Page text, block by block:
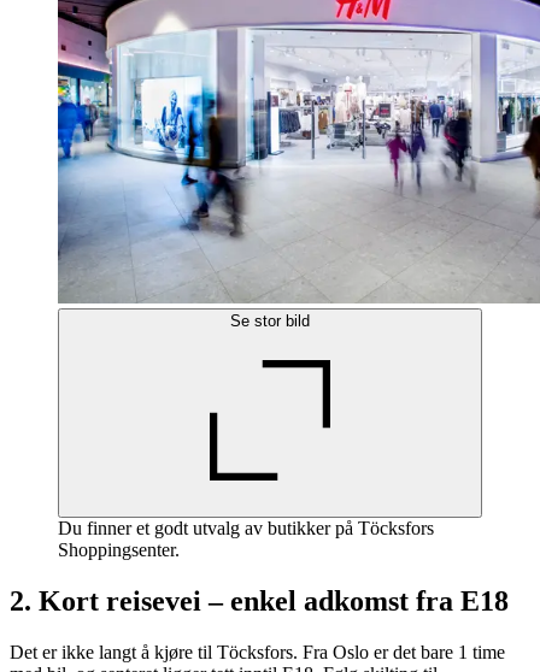
Se stor bild
Du finner et godt utvalg av butikker på Töcksfors
Shoppingsenter.
2. Kort reisevei – enkel adkomst fra E18
Det er ikke langt å kjøre til Töcksfors. Fra Oslo er det bare 1 time